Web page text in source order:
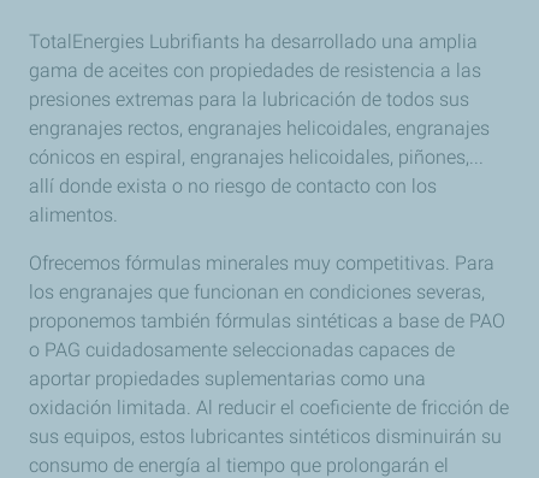
TotalEnergies Lubrifiants ha desarrollado una amplia
gama de aceites con propiedades de resistencia a las
presiones extremas para la lubricación de todos sus
engranajes rectos, engranajes helicoidales, engranajes
cónicos en espiral, engranajes helicoidales, piñones,...
allí donde exista o no riesgo de contacto con los
alimentos.
Ofrecemos fórmulas minerales muy competitivas. Para
los engranajes que funcionan en condiciones severas,
proponemos también fórmulas sintéticas a base de PAO
o PAG cuidadosamente seleccionadas capaces de
aportar propiedades suplementarias como una
oxidación limitada. Al reducir el coeficiente de fricción de
sus equipos, estos lubricantes sintéticos disminuirán su
consumo de energía al tiempo que prolongarán el